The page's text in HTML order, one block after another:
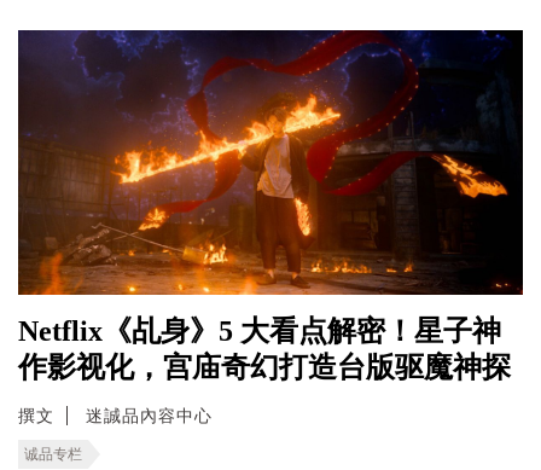
Netflix《乩身》5 大看点解密！星子神
作影视化，宫庙奇幻打造台版驱魔神探
撰文 迷誠品內容中心
诚品专栏